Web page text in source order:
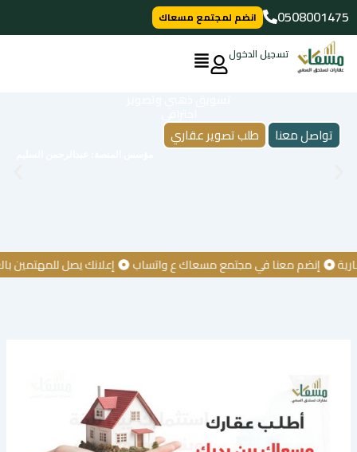
تخطي
إلى
المحتوى
0508001475
انضم لمجتمع مسعاك
تسجيل الدخول
تواصل معنا طلب تصوير عقاري
إنضم معنا في مجتمع مسعاك ع واتساب إعلانك يصل للمهتمين بالعقار